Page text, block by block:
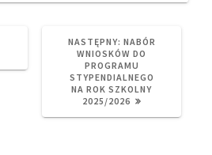
NASTĘPNY: NEXT
POST:
NABÓR
WNIOSKÓW DO
PROGRAMU
STYPENDIALNEGO
NA ROK SZKOLNY
2025/2026